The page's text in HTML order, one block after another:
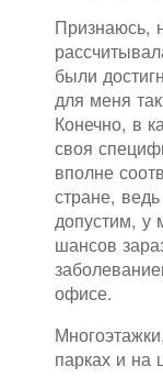
Признаюсь,
были
для меня
Конечно, в
своя
вполне
стране,
допустим, у
шансов
офисе.
парках и на